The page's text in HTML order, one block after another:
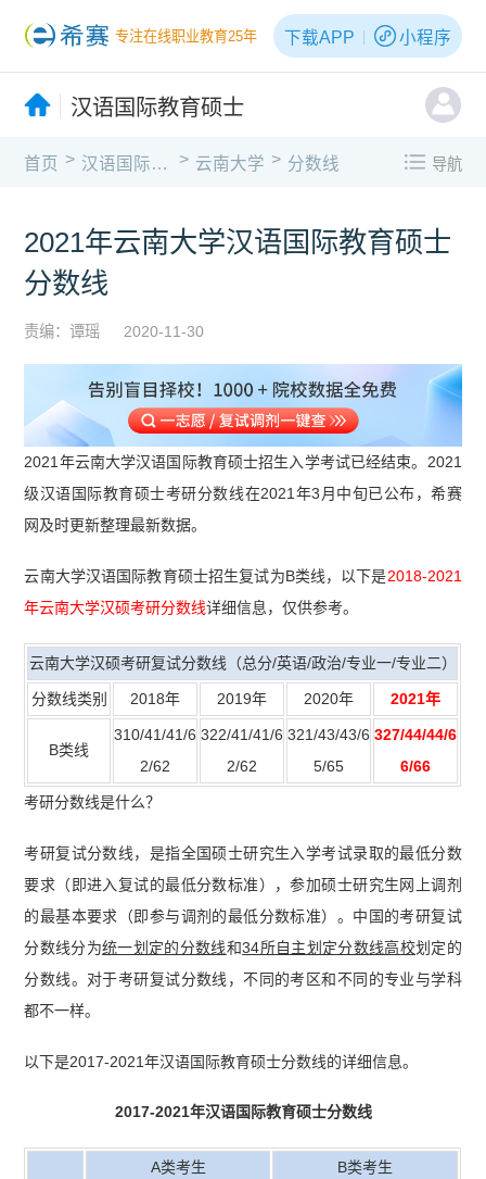
专注在线职业教育25年 下载APP 小程序
汉语国际教育硕士
首页 > 汉语国际教育硕士 > 云南大学 > 分数线 导航
2021年云南大学汉语国际教育硕士
分数线
责编：谭瑶 2020-11-30
2021年云南大学汉语国际教育硕士招生入学考试已经结束。2021
级汉语国际教育硕士考研分数线在2021年3月中旬已公布，希赛
网及时更新整理最新数据。
云南大学汉语国际教育硕士招生复试为B类线，以下是2018-2021
年云南大学汉硕考研分数线详细信息，仅供参考。
云南大学汉硕考研复试分数线（总分/英语/政治/专业一/专业二）
分数线类别 2018年 2019年 2020年 2021年
B类线
310/41/41/6
2/62
322/41/41/6
2/62
321/43/43/6
5/65
327/44/44/6
6/66
考研分数线是什么？
考研复试分数线，是指全国硕士研究生入学考试录取的最低分数
要求（即进入复试的最低分数标准），参加硕士研究生网上调剂
的最基本要求（即参与调剂的最低分数标准）。中国的考研复试
分数线分为统一划定的分数线和34所自主划定分数线高校划定的
分数线。对于考研复试分数线，不同的考区和不同的专业与学科
都不一样。
以下是2017-2021年汉语国际教育硕士分数线的详细信息。
2017-2021年汉语国际教育硕士分数线
A类考生 B类考生